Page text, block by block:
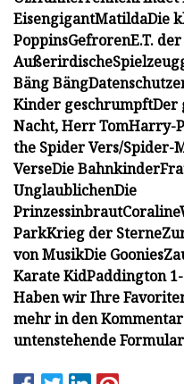
EisengigantMatildaDie
PoppinsGefrorenE.T. der
Außerirdische
Bäng Bäng
Kinder geschrumpftDer
Nacht, Herr TomHarry-
the Spider Vers/Spider-
VerseDie Bahnkinder
UnglaublichenDie
PrinzessinbrautCoraline
ParkKrieg der Sterne
von MusikDie Goonies
Karate KidPaddington
Haben wir Ihre
mehr in den
untenstehende